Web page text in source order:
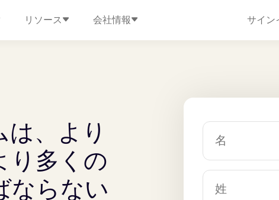
リソース 会社情報 サイン
、より
り多くの
ならない